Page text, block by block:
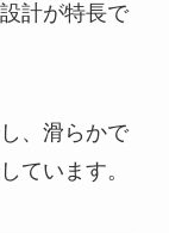
計が特長で
、滑らかで
ています。